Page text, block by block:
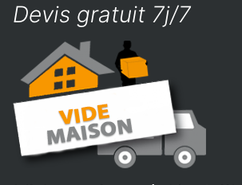
Devis gratuit 7j/7